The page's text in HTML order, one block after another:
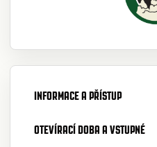
INFORMACE A PŘÍSTUP
OTEVÍRACÍ DOBA A VSTUPNÉ